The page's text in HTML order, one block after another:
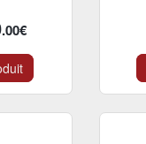
.00€